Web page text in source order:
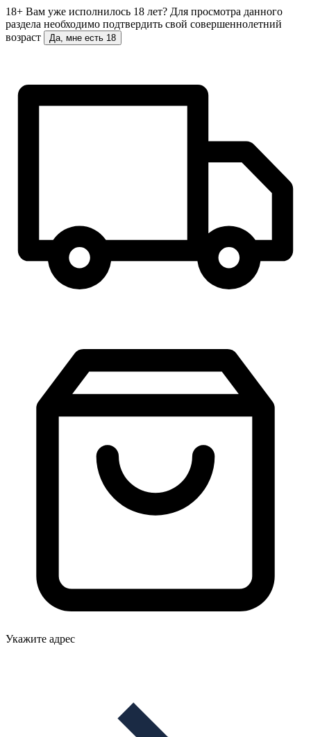
18+ Вам уже исполнилось 18 лет? Для просмотра данного
раздела необходимо подтвердить свой совершеннолетний
возраст
Да, мне есть 18
Укажите адрес